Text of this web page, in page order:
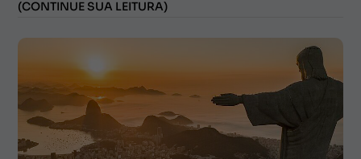
(CONTINUE SUA LEITURA)